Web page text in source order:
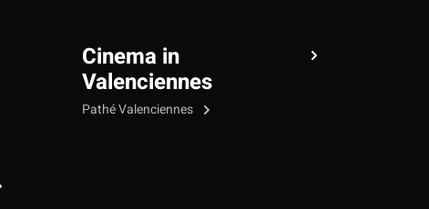
Cinema in
Valenciennes
Pathé Valenciennes